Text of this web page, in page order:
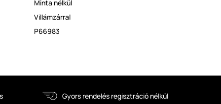
Minta nélkül
Villámzárral
P66983
Gyors rendelés regisztráció nélkül